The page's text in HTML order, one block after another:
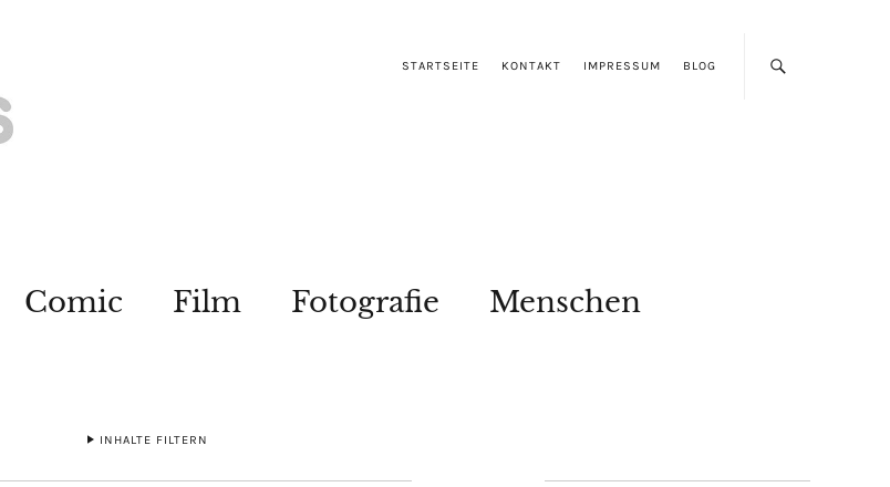
STARTSEITE KONTAKT IMPRESSUM BLOG
Comic Film Fotografie Menschen
INHALTE FILTERN